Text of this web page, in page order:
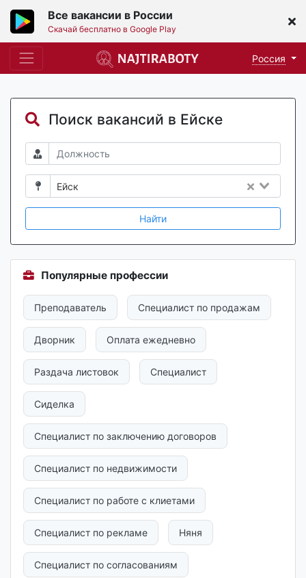
Все вакансии в России
Скачай бесплатно в Google Play
Россия
Поиск вакансий в Ейске
Ейск
Найти
Популярные профессии
Преподаватель Специалист по продажам
Дворник Оплата ежедневно
Раздача листовок Специалист
Сиделка
Специалист по заключению договоров
Специалист по недвижимости
Специалист по работе с клиетами
Специалист по рекламе Няня
Специалист по согласованиям